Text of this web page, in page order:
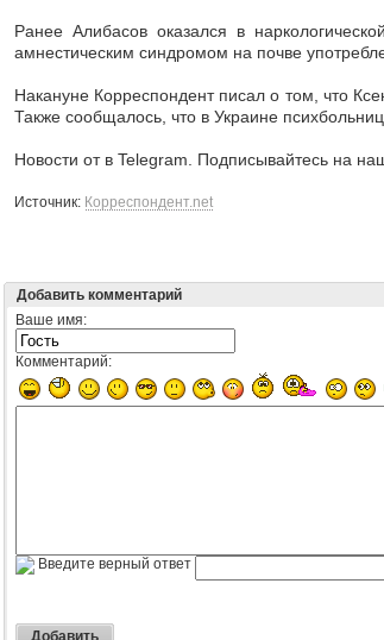
Ранее Алибасов оказался в
амнестическим синдромом на почве
Накануне Корреспондент писал о том, что
Также сообщалось, что в Украине
Новости от в Telegram. Подписывайтесь на
Источник: Корреспондент.net
Добавить комментарий
Ваше имя:
Комментарий:
Введите верный ответ